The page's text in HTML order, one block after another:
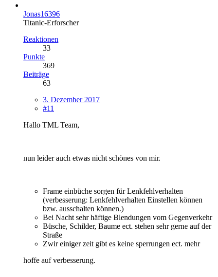
Jonas16396
Titanic-Erforscher
Reaktionen
33
Punkte
369
Beiträge
63
3. Dezember 2017
#11
Hallo TML Team,
nun leider auch etwas nicht schönes von mir.
Frame einbüche sorgen für Lenkfehlverhalten
(verbesserung: Lenkfehlverhalten Einstellen können
bzw. ausschalten können.)
Bei Nacht sehr häftige Blendungen vom Gegenverkehr
Büsche, Schilder, Baume ect. stehen sehr gerne auf der
Straße
Zwir einiger zeit gibt es keine sperrungen ect. mehr
hoffe auf verbesserung.